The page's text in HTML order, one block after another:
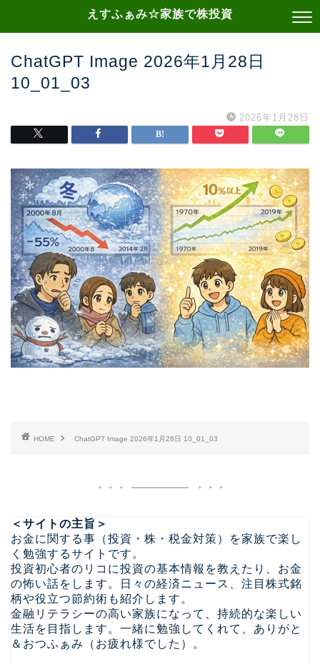
えすふぁみ☆家族で株投資
ChatGPT Image 2026年1月28日
10_01_03
2026年1月28日
HOME ChatGPT Image 2026年1月28日 10_01_03
＜サイトの主旨＞
お金に関する事（投資・株・税金対策）を家族で楽し
く勉強するサイトです。
投資初心者のリコに投資の基本情報を教えたり、お金
の怖い話をします。日々の経済ニュース、注目株式銘
柄や役立つ節約術も紹介します。
金融リテラシーの高い家族になって、持続的な楽しい
生活を目指します。一緒に勉強してくれて、ありがと
＆おつふぁみ（お疲れ様でした）。